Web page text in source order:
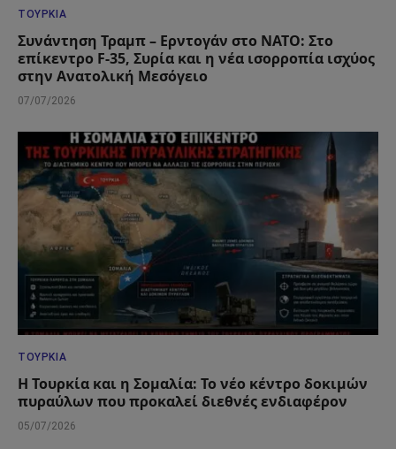
ΤΟΥΡΚΊΑ
Συνάντηση Τραμπ – Ερντογάν στο ΝΑΤΟ: Στο
επίκεντρο F-35, Συρία και η νέα ισορροπία ισχύος
στην Ανατολική Μεσόγειο
07/07/2026
ΤΟΥΡΚΊΑ
Η Τουρκία και η Σομαλία: Το νέο κέντρο δοκιμών
πυραύλων που προκαλεί διεθνές ενδιαφέρον
05/07/2026